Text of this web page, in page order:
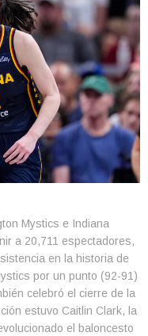
Mystics e Indiana
a 20,711 espectadores,
en la historia de
por un punto (92-91)
celebró el cierre de la
estuvo Caitlin Clark, la
el baloncesto